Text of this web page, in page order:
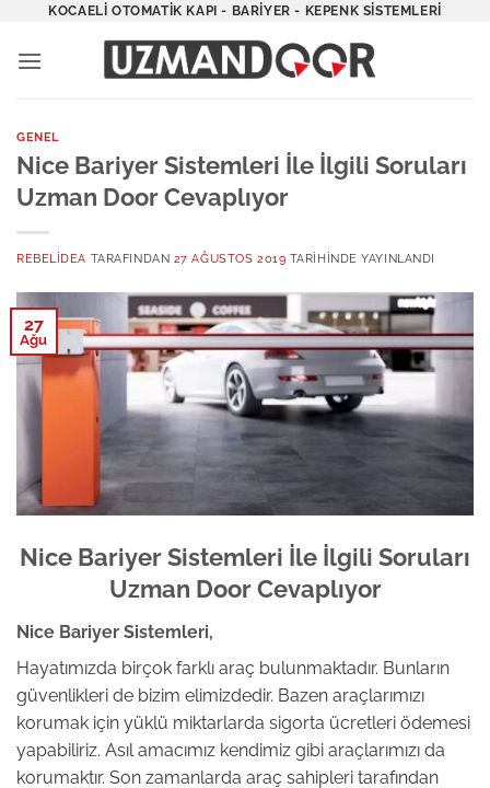
İçeriğeKOCAELI OTOMATIK KAPI - BARIYER - KEPENK SISTEMLERI
GENEL
Nice Bariyer Sistemleri İle İlgili Soruları
Uzman Door Cevaplıyor
REBELIDEA TARAFINDAN 27 AĞUSTOS 2019 TARIHINDE YAYINLANDI
27
Ağu
Nice Bariyer Sistemleri İle İlgili Soruları
Uzman Door Cevaplıyor
Nice Bariyer Sistemleri,
Hayatımızda birçok farklı araç bulunmaktadır. Bunların
güvenlikleri de bizim elimizdedir. Bazen araçlarımızı
korumak için yüklü miktarlarda sigorta ücretleri ödemesi
yapabiliriz. Asıl amacımız kendimiz gibi araçlarımızı da
korumaktır. Son zamanlarda araç sahipleri tarafından